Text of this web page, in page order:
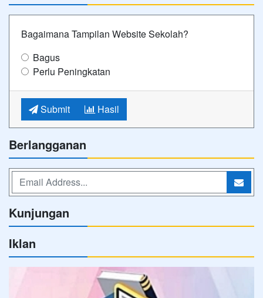
Bagaimana Tampilan Website Sekolah?
Bagus
Perlu Peningkatan
Submit Hasil
Berlangganan
Kunjungan
Iklan